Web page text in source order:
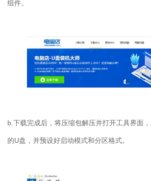
组件。
b.下载完成后，将压缩包解压并打开工具界面
的U盘，并预设好启动模式和分区格式。